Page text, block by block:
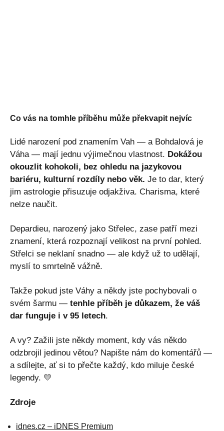
Co vás na tomhle příběhu může překvapit nejvíc
Lidé narození pod znamením Vah — a Bohdalová je
Váha — mají jednu výjimečnou vlastnost. Dokážou
okouzlit kohokoli, bez ohledu na jazykovou
bariéru, kulturní rozdíly nebo věk. Je to dar, který
jim astrologie přisuzuje odjakživa. Charisma, které
nelze naučit.
Depardieu, narozený jako Střelec, zase patří mezi
znamení, která rozpoznají velikost na první pohled.
Střelci se neklaní snadno — ale když už to udělají,
myslí to smrtelně vážně.
Takže pokud jste Váhy a někdy jste pochybovali o
svém šarmu — tenhle příběh je důkazem, že váš
dar funguje i v 95 letech.
A vy? Zažili jste někdy moment, kdy vás někdo
odzbrojil jedinou větou? Napište nám do komentářů —
a sdílejte, ať si to přečte každý, kdo miluje české
legendy. 💛
Zdroje
idnes.cz – iDNES Premium